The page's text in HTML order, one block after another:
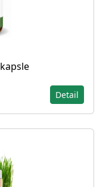
Detail